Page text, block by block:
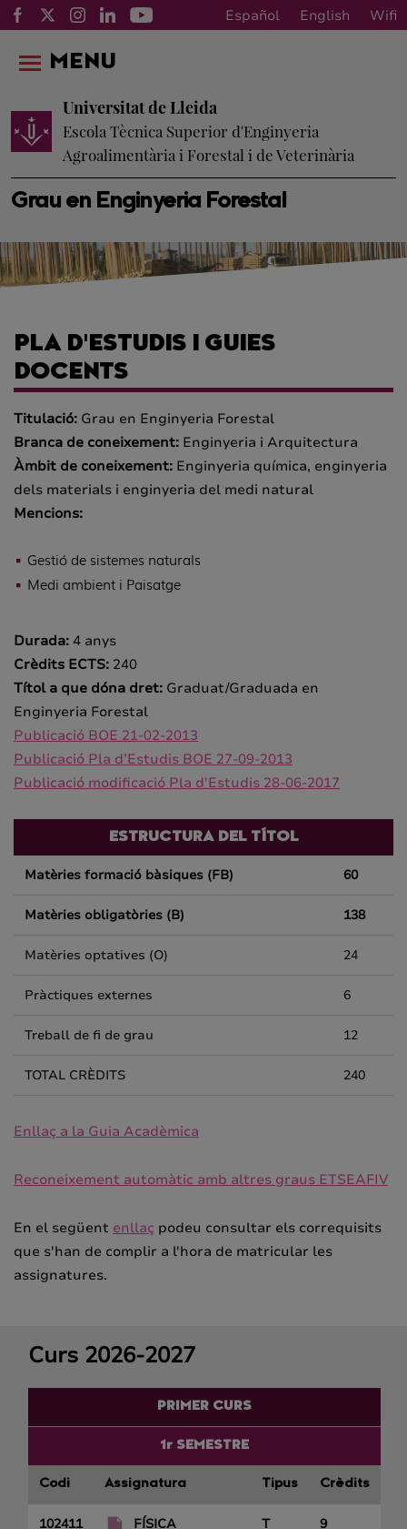
Español English Wifi
Grau en Enginyeria Forestal
Universitat de Lleida
Escola Tècnica Superior d'Enginyeria
Agroalimentària i Forestal i de Veterinària
MENU
PLA D'ESTUDIS I GUIES
DOCENTS
Titulació: Grau en Enginyeria Forestal
Branca de coneixement: Enginyeria i Arquitectura
Àmbit de coneixement: Enginyeria química, enginyeria
dels materials i enginyeria del medi natural
Mencions:
Gestió de sistemes naturals
Medi ambient i Paisatge
Durada: 4 anys
Crèdits ECTS: 240
Títol a que dóna dret: Graduat/Graduada en
Enginyeria Forestal
Publicació BOE 21-02-2013
Publicació Pla d’Estudis BOE 27-09-2013
Publicació modificació Pla d'Estudis 28-06-2017
ESTRUCTURA DEL TÍTOL
Matèries formació bàsiques (FB) 60
Matèries obligatòries (B) 138
Matèries optatives (O) 24
Pràctiques externes 6
Treball de fi de grau 12
TOTAL CRÈDITS 240
Enllaç a la Guia Acadèmica
Reconeixement automàtic amb altres graus ETSEAFIV
En el següent enllaç podeu consultar els correquisits
que s'han de complir a l'hora de matricular les
assignatures.
Curs 2026-2027
PRIMER CURS
1r SEMESTRE
Codi Assignatura Tipus Crèdits
102411 FÍSICA T 9